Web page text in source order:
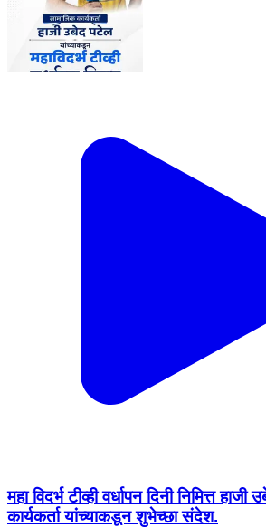
महा विदर्भ टीव्ही वर्धापन दिनी निमित्त
कार्यकर्ता यांच्याकडून शुभेच्छा संदेश.